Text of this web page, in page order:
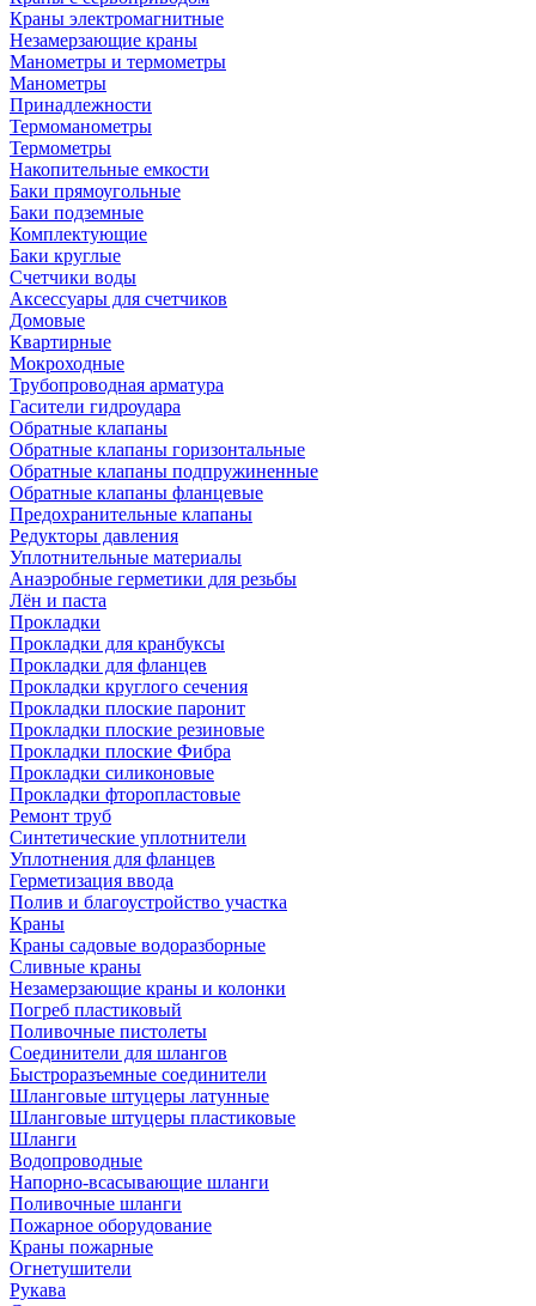
Краны электромагнитные
Незамерзающие краны
Манометры и термометры
Манометры
Принадлежности
Термоманометры
Термометры
Накопительные емкости
Баки прямоугольные
Баки подземные
Комплектующие
Баки круглые
Счетчики воды
Аксессуары для счетчиков
Домовые
Квартирные
Мокроходные
Трубопроводная арматура
Гасители гидроудара
Обратные клапаны
Обратные клапаны горизонтальные
Обратные клапаны подпружиненные
Обратные клапаны фланцевые
Предохранительные клапаны
Редукторы давления
Уплотнительные материалы
Анаэробные герметики для резьбы
Лён и паста
Прокладки
Прокладки для кранбуксы
Прокладки для фланцев
Прокладки круглого сечения
Прокладки плоские паронит
Прокладки плоские резиновые
Прокладки плоские Фибра
Прокладки силиконовые
Прокладки фторопластовые
Ремонт труб
Синтетические уплотнители
Уплотнения для фланцев
Герметизация ввода
Полив и благоустройство участка
Краны
Краны садовые водоразборные
Сливные краны
Незамерзающие краны и колонки
Погреб пластиковый
Поливочные пистолеты
Соединители для шлангов
Быстроразъемные соединители
Шланговые штуцеры латунные
Шланговые штуцеры пластиковые
Шланги
Водопроводные
Напорно-всасывающие шланги
Поливочные шланги
Пожарное оборудование
Краны пожарные
Огнетушители
Рукава